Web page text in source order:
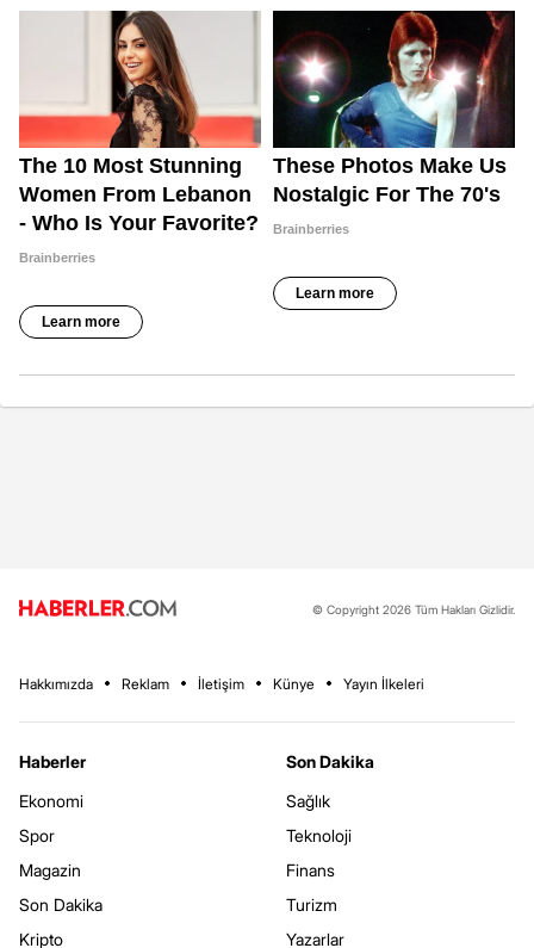
© Copyright 2026 Tüm Hakları Gizlidir.
Hakkımızda Reklam İletişim Künye Yayın İlkeleri
Haberler
Ekonomi
Spor
Magazin
Son Dakika
Kripto
Son Dakika
Sağlık
Teknoloji
Finans
Turizm
Yazarlar